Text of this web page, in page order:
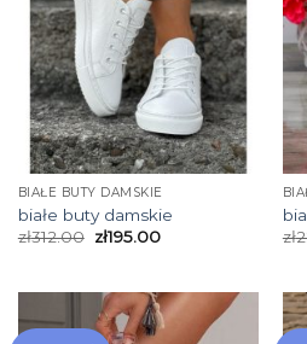
BIAŁE BUTY DAMSKIE
białe buty damskie
zł312.00 zł195.00
zł